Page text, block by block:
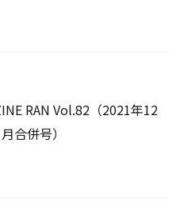
RAN Vol.82（2021年12
合併号）